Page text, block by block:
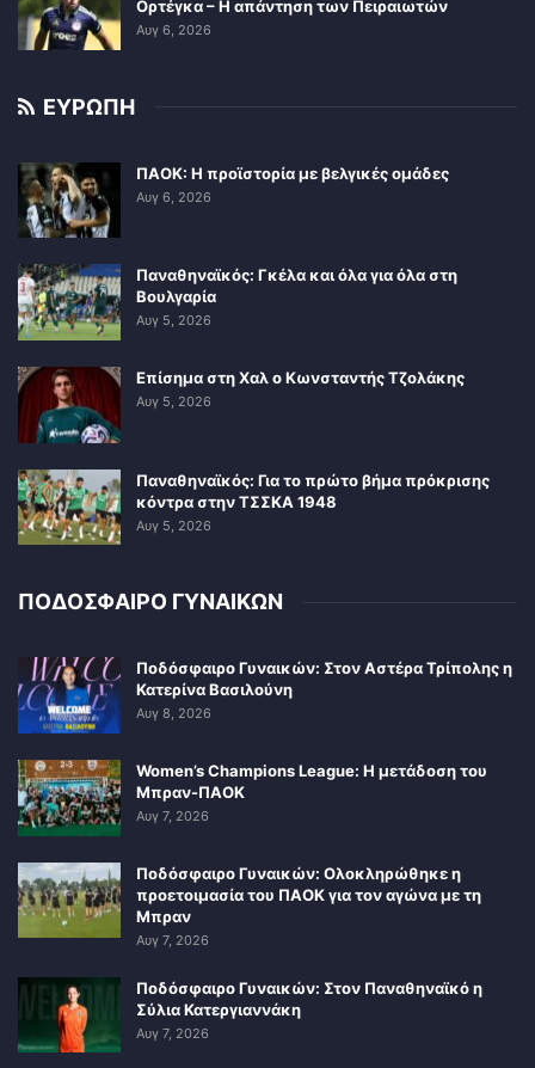
Ορτέγκα – Η απάντηση των Πειραιωτών
Αυγ 6, 2026
ΕΥΡΩΠΗ
ΠΑΟΚ: Η προϊστορία με βελγικές ομάδες
Αυγ 6, 2026
Παναθηναϊκός: Γκέλα και όλα για όλα στη
Βουλγαρία
Αυγ 5, 2026
Επίσημα στη Χαλ ο Κωνσταντής Τζολάκης
Αυγ 5, 2026
Παναθηναϊκός: Για το πρώτο βήμα πρόκρισης
κόντρα στην ΤΣΣΚΑ 1948
Αυγ 5, 2026
ΠΟΔΟΣΦΑΙΡΟ ΓΥΝΑΙΚΩΝ
Ποδόσφαιρο Γυναικών: Στον Αστέρα Τρίπολης η
Κατερίνα Βασιλούνη
Αυγ 8, 2026
Women’s Champions League: Η μετάδοση του
Μπραν-ΠΑΟΚ
Αυγ 7, 2026
Ποδόσφαιρο Γυναικών: Ολοκληρώθηκε η
προετοιμασία του ΠΑΟΚ για τον αγώνα με τη
Μπραν
Αυγ 7, 2026
Ποδόσφαιρο Γυναικών: Στον Παναθηναϊκό η
Σύλια Κατεργιαννάκη
Αυγ 7, 2026